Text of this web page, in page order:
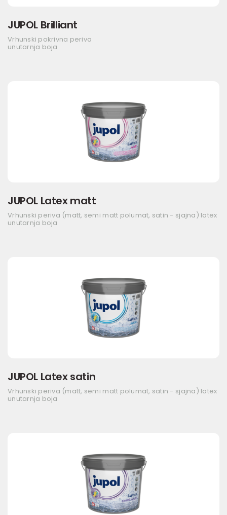
JUPOL Brilliant
Vrhunski pokrivna periva
unutarnja boja
JUPOL Latex matt
Vrhunski periva (matt, semi matt polumat, satin - sjajna) latex
unutarnja boja
JUPOL Latex satin
Vrhunski periva (matt, semi matt polumat, satin - sjajna) latex
unutarnja boja